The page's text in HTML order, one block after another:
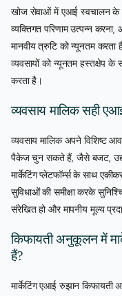
खोज सेवाओं में एआई स्वचालन के
व्यक्तिगत परिणाम उत्पन्न
मानवीय त्रुटि को न्यूनतम करता
व्यवसायों को न्यूनतम हस्तक्षेप
करता है।
व्यवसाय मालिक सही
व्यवसाय मालिक अपने
पैकेज चुन सकते हैं, जैसे बजट,
मार्केटिंग प्लेटफॉर्म्स के साथ
सुविधाओं की समीक्षा करके
संरेखित हो और मापनीय मूल्य
किफायती अनुकूलन में
हैं?
मार्केटिंग एआई रुझान किफायती